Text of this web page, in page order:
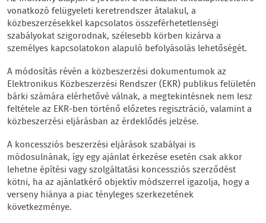
vonatkozó felügyeleti keretrendszer átalakul, a
közbeszerzésekkel kapcsolatos összeférhetetlenségi
szabályokat szigorodnak, szélesebb körben kizárva a
személyes kapcsolatokon alapuló befolyásolás lehetőségét.
A módosítás révén a közbeszerzési dokumentumok az
Elektronikus Közbeszerzési Rendszer (EKR) publikus felületén
bárki számára elérhetővé válnak, a megtekintésnek nem lesz
feltétele az EKR-ben történő előzetes regisztráció, valamint a
közbeszerzési eljárásban az érdeklődés jelzése.
A koncessziós beszerzési eljárások szabályai is
módosulnának, így egy ajánlat érkezése esetén csak akkor
lehetne építési vagy szolgáltatási koncessziós szerződést
kötni, ha az ajánlatkérő objektív módszerrel igazolja, hogy a
verseny hiánya a piac tényleges szerkezetének
következménye.